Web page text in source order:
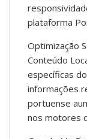
plataforma
Optimização
Conteúdo
específicas
informações
portuense
nos motores